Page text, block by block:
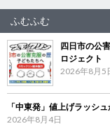
ふむふむ
四日市の公
ロジェクト
2026年8月5
「中東発」値上げラッシ
2026年8月4日